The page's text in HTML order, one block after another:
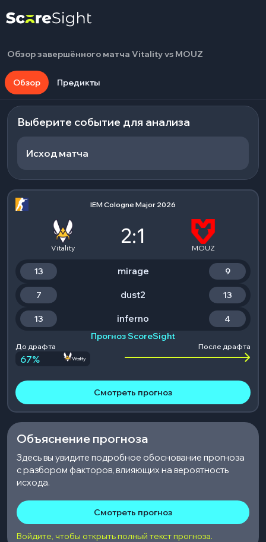
Обзор завершённого матча Vitality vs MOUZ
Обзор Предикты
Выберите событие для анализа
Исход матча
IEM Cologne Major 2026
Vitality
2:1
MOUZ
13 mirage 9
7 dust2 13
13 inferno
4
Прогноз ScoreSight
До драфта После драфта
67% Vitality
Смотреть прогноз
Объяснение прогноза
Здесь вы увидите подробное обоснование прогноза
с разбором факторов, влияющих на вероятность
исхода.
Смотреть прогноз
Войдите, чтобы открыть полный текст прогноза.